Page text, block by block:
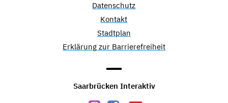
Datenschutz
Kontakt
Stadtplan
Erklärung zur Barrierefreiheit
Saarbrücken Interaktiv